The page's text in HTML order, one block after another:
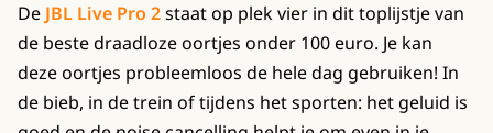
De JBL Live Pro 2staat op plek vier in dit toplijstje van
de beste draadloze oortjes onder 100 euro. Je kan
deze oortjes probleemloos de hele dag gebruiken! In
de bieb, in de trein of tijdens het sporten: het geluid is